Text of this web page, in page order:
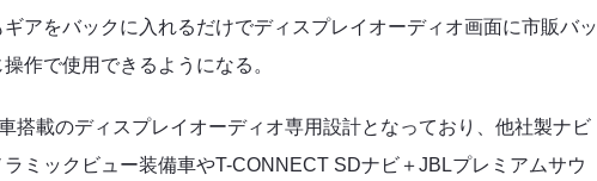
アをバックに入れるだけでディスプレイオーディオ画面に市販バッ
作で使用できるようになる。
搭載のディスプレイオーディオ専用設計となっており、他社製ナビ
ミックビュー装備車やT-CONNECT SDナビ＋JBLプレミアムサウ